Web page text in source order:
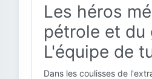
Les héros
pétrole et du
L'équipe de
Dans les coulisses de